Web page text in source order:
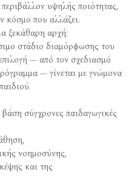
υψηλής ποιότητας,
κόσμο που αλλάζει.
ξεκάθαρη αρχή:
στάδιο διαμόρφωσης του
— από τον σχεδιασμό
— γίνεται με γνώμονα
σύγχρονες παιδαγωγικές
νοημοσύνης,
και της